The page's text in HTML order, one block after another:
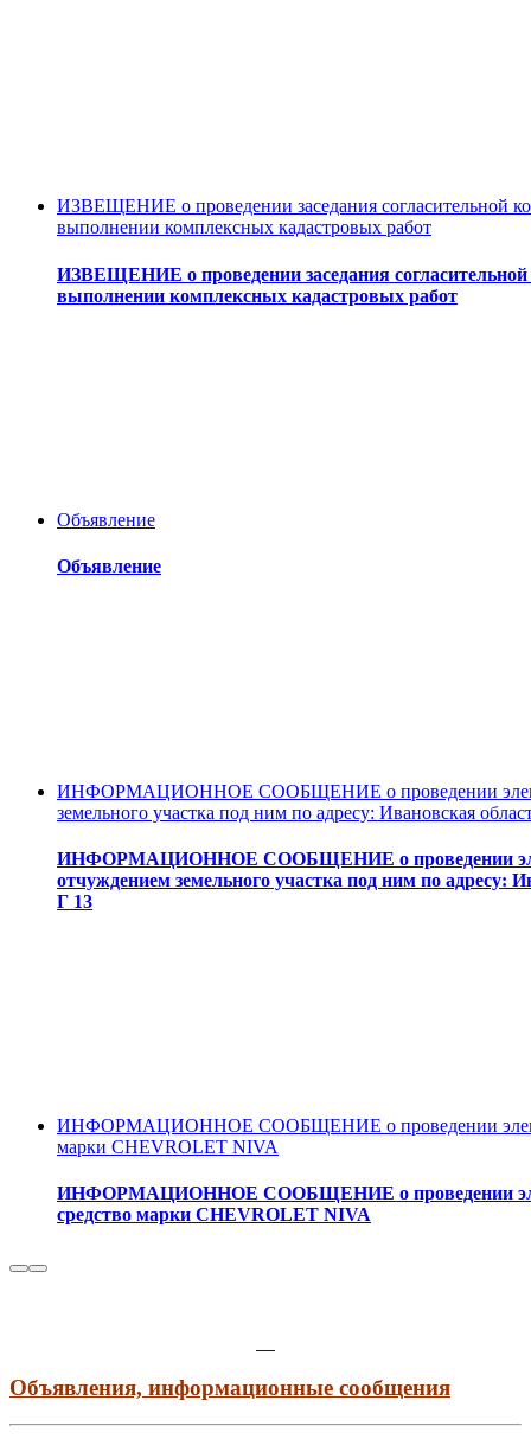
ИЗВЕЩЕНИЕ о проведении заседания согласительной
выполнении комплексных кадастровых работ
ИЗВЕЩЕНИЕ о проведении заседания согласительной
выполнении комплексных кадастровых работ
Объявление
Объявление
ИНФОРМАЦИОННОЕ СООБЩЕНИЕ о проведении
земельного участка под ним по адресу: Ивановская
ИНФОРМАЦИОННОЕ СООБЩЕНИЕ о проведении
отчуждением земельного участка под ним по адресу:
Г 13
ИНФОРМАЦИОННОЕ СООБЩЕНИЕ о проведении
марки CHEVROLET NIVA
ИНФОРМАЦИОННОЕ СООБЩЕНИЕ о проведении
средство марки CHEVROLET NIVA
Объявления, информационные сообщения